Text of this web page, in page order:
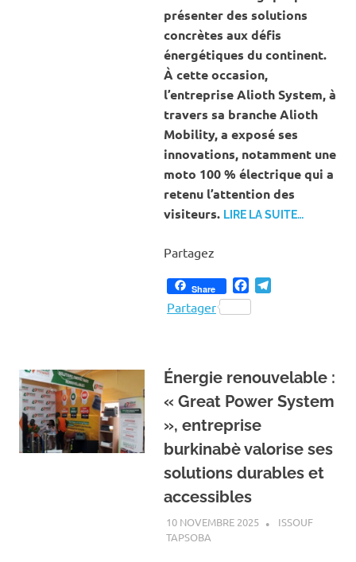
présenter des solutions
concrètes aux défis
énergétiques du continent.
À cette occasion,
l’entreprise Alioth System, à
travers sa branche Alioth
Mobility, a exposé ses
innovations, notamment une
moto 100 % électrique qui a
retenu l’attention des
visiteurs. LIRE LA SUITE…
Partagez
Share Facebook
Partager
Énergie renouvelable :
« Great Power System
», entreprise
burkinabè valorise ses
solutions durables et
accessibles
10 NOVEMBRE 2025
ISSOUF
TAPSOBA